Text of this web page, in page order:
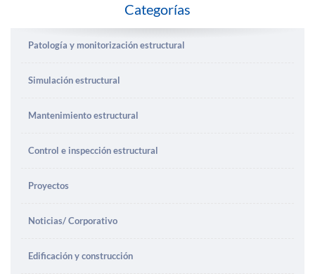
Categorías
Patología y monitorización estructural
Simulación estructural
Mantenimiento estructural
Control e inspección estructural
Proyectos
Noticias/ Corporativo
Edificación y construcción